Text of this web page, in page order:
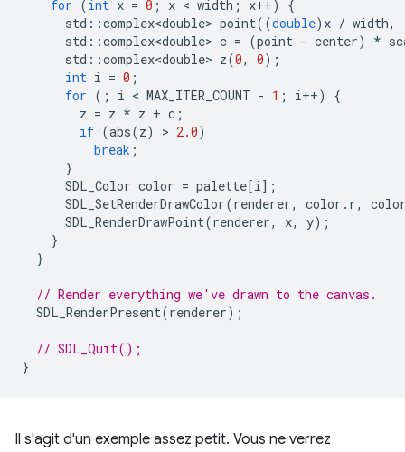
for (int x = 0 ; x < width ; x++)
{
std ::complex<double> point((double) x / width,
std ::complex<double> c = (point - center) *
std ::complex<double> z(0, 0);
int i = 0 ;
for (; i < MAX_ITER_COUNT - 1 ; i++)
{
z = z * z + c ;
if (abs(z) > 2.0)
break ;
}
SDL_Color color = palette[i];
SDL_SetRenderDrawColor(renderer, color . r,
SDL_RenderDrawPoint(renderer, x, y);
}
}
// Render everything we've drawn to the canvas.
SDL_RenderPresent(renderer);
// SDL_Quit();
}
Il s'agit d'un exemple assez petit. Vous ne verrez